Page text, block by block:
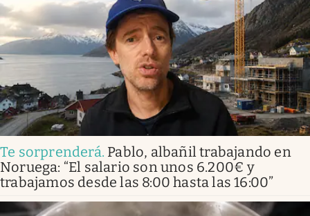
Te sorprenderá. Pablo, albañil trabajando en
Noruega: “El salario son unos 6.200€ y
trabajamos desde las 8:00 hasta las 16:00”